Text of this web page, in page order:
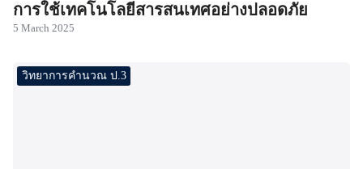
การใช้เทคโนโลยีสารสนเทศอย่างปลอดภัย
5 March 2025
วิทยาการคำนวณ ป.3